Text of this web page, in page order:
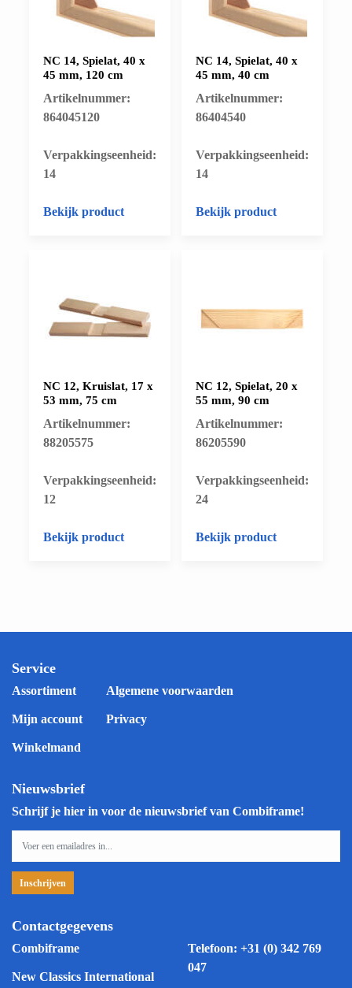
NC 14, Spielat, 40 x
45 mm, 120 cm
Artikelnummer:
864045120
​Verpakkingseenheid:
14
Bekijk product
NC 14, Spielat, 40 x
45 mm, 40 cm
Artikelnummer:
86404540
​Verpakkingseenheid:
14
Bekijk product
NC 12, Kruislat, 17 x
53 mm, 75 cm
Artikelnummer:
88205575
​Verpakkingseenheid:
12
Bekijk product
NC 12, Spielat, 20 x
55 mm, 90 cm
Artikelnummer:
86205590
​Verpakkingseenheid:
24
Bekijk product
Service
Assortiment
Mijn account
Winkelmand
Algemene voorwaarden
Privacy
Nieuwsbrief
Schrijf je hier in voor de nieuwsbrief van Combiframe!
Contactgegevens
Combiframe
New Classics International
Telefoon: +31 (0) 342 769
047